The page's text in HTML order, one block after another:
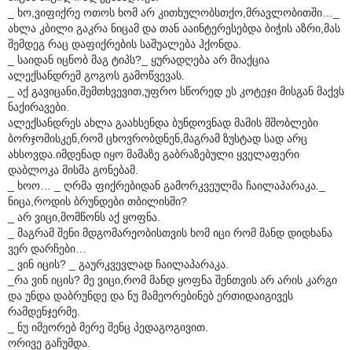
_ ხო,ვიფიქრე ოთოს ხომ არ კითხულობსთქო,მრავლობითში…_
ახლა კბილი გაკრა ნიცამ და თან ააინტერესებდა ბიჭის აზრი,მას
შემდეგ რაც დაფიქრების საშუალება ჰქონდა.
_ საიდან იცნობ მაგ ტიპს?_ ყურადღება არ მიაქცია
ალექსანდრემ გოგოს გამოწვევას.
_ აქ გავიცანი,შემთხვევით,უფრო სწორედ ეს კოტეჯი მისგან მაქვს
ნაქირავები.
ალექსანდრეს ახლა გაახსენდა ბუნდოვნად მამის მშობლები
ბორჯომისკენ,რომ ცხოვრობდნენ,მაგრამ ზუსტად სად არც
ახსოვდა.იმდენად იყო მამაზე გაბრაზებული ყველაფერი
დაბლოკა მისმა გონებამ.
_ ხოო… _ ღრმა ფიქრებიდან გამორკვეულმა ჩაილაპარაკა._
ნიცა,როდის ბრუნდები თბილისში?
_ არ ვიცი,მომწონს აქ ყოფნა.
_ მაგრამ შენი მდგომარეობისთვის ხომ იცი რომ მანდ დიდხანა
ვერ დარჩები…
_ ვინ იცის? _ გაურკვევლად ჩაილაპარაკა.
_რა ვინ იცის? მე ვიცი,რომ მანდ ყოფნა შენთვის არ არის კარგი
და უნდა დაბრუნდე და ნუ მამეორებინებ ერთიდაიგივეს
რამდენჯერმე.
_ ნუ იმეორებ მერე შენც პედაგოგივით.
ორივე გაჩუმდა.